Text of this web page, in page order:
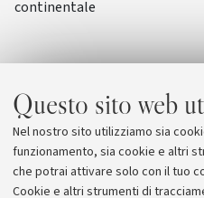
Questo sito web
Nel nostro sito utilizziamo sia
funzionamento, sia cookie e altri
che potrai attivare solo con il tuo
Cookie e altri strumenti di
continentale